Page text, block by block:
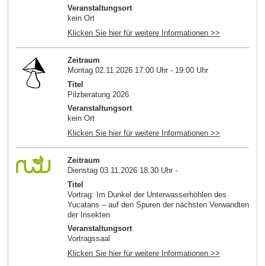
Veranstaltungsort
kein Ort
Klicken Sie hier für weitere Informationen >>
Zeitraum
Montag 02.11.2026 17:00 Uhr - 19:00 Uhr
Titel
Pilzberatung 2026
Veranstaltungsort
kein Ort
Klicken Sie hier für weitere Informationen >>
Zeitraum
Dienstag 03.11.2026 18:30 Uhr -
Titel
Vortrag: Im Dunkel der Unterwasserhöhlen des
Yucatans – auf den Spuren der nächsten Verwandten
der Insekten
Veranstaltungsort
Vortragssaal
Klicken Sie hier für weitere Informationen >>